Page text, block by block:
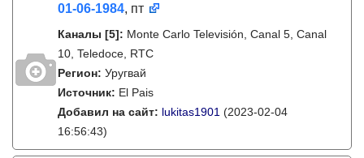
01-06-1984, пт
Каналы [5]: Monte Carlo Televisión, Canal 5, Canal
10, Teledoce, RTC
Регион: Уругвай
Источник: El Pais
Добавил на сайт: lukitas1901 (2023-02-04
16:56:43)